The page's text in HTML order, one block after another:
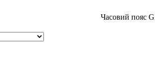
Часовий пояс